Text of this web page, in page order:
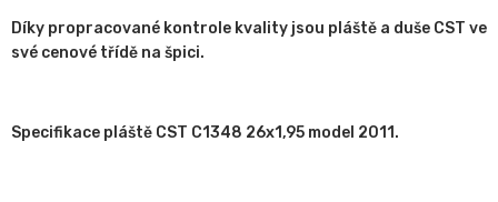
Díky propracované kontrole kvality jsou pláště a duše CST ve
své cenové třídě na špici.
Specifikace pláště CST C1348 26x1,95 model 2011.